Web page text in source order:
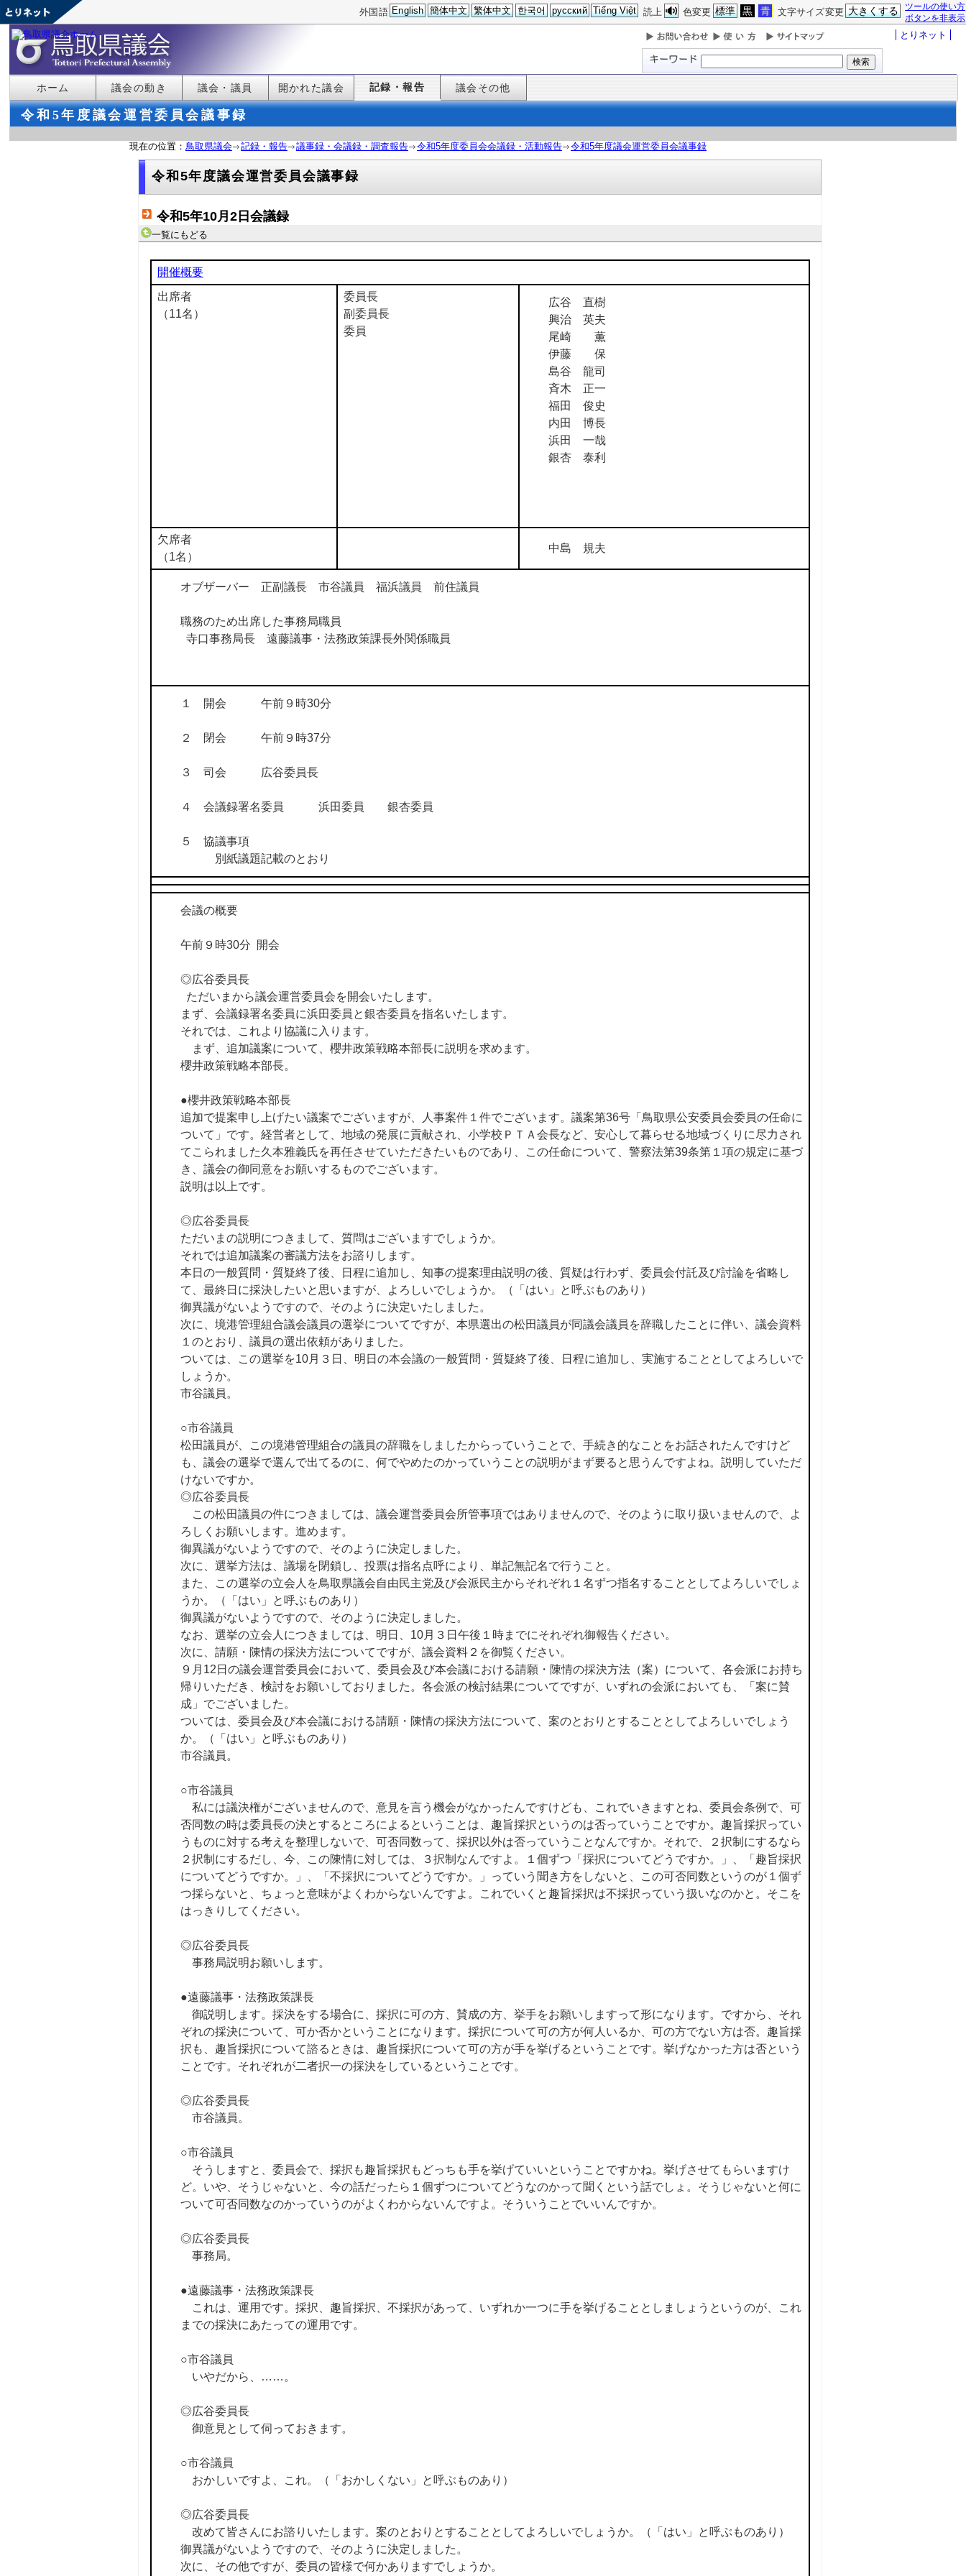
ツールの使い方
ボタンを非表示
文字サイズ変更 大きくする
色変更 標準 黒 青
読上
外国語 English 簡体中文 繁体中文 한국어 русский Tiếng Việt
とりネット
ホーム 議会の動き 議会・議員 開かれた議会 記録・報告 議会その他
令和5年度議会運営委員会議事録
現在の位置： 鳥取県議会 記録・報告 議事録・会議録・調査報告 令和5年度委員会会議録・活動報告 令和5年度議会運営委員会議事録
令和5年度議会運営委員会議事録
令和5年10月2日会議録
一覧にもどる
開催概要
出席者
（11名）
委員長
副委員長
委員
広谷 直樹
興治 英夫
尾崎 薫
伊藤 保
島谷 龍司
斉木 正一
福田 俊史
内田 博長
浜田 一哉
銀杏 泰利
欠席者
（1名）
中島 規夫
オブザーバー 正副議長 市谷議員 福浜議員 前住議員
職務のため出席した事務局職員
寺口事務局長 遠藤議事・法務政策課長外関係職員
１ 開会 午前９時30分
２ 閉会 午前９時37分
３ 司会 広谷委員長
４ 会議録署名委員 浜田委員 銀杏委員
５ 協議事項
別紙議題記載のとおり
会議の概要
午前９時30分 開会
◎広谷委員長
ただいまから議会運営委員会を開会いたします。
まず、会議録署名委員に浜田委員と銀杏委員を指名いたします。
それでは、これより協議に入ります。
まず、追加議案について、櫻井政策戦略本部長に説明を求めます。
櫻井政策戦略本部長。
●櫻井政策戦略本部長
追加で提案申し上げたい議案でございますが、人事案件１件でございます。議案第36号「鳥取県公安委員会委員の任命に
ついて」です。経営者として、地域の発展に貢献され、小学校ＰＴＡ会長など、安心して暮らせる地域づくりに尽力され
てこられました久本雅義氏を再任させていただきたいものであり、この任命について、警察法第39条第１項の規定に基づ
き、議会の御同意をお願いするものでございます。
説明は以上です。
◎広谷委員長
ただいまの説明につきまして、質問はございますでしょうか。
それでは追加議案の審議方法をお諮りします。
本日の一般質問・質疑終了後、日程に追加し、知事の提案理由説明の後、質疑は行わず、委員会付託及び討論を省略し
て、最終日に採決したいと思いますが、よろしいでしょうか。（「はい」と呼ぶものあり）
御異議がないようですので、そのように決定いたしました。
次に、境港管理組合議会議員の選挙についてですが、本県選出の松田議員が同議会議員を辞職したことに伴い、議会資料
１のとおり、議員の選出依頼がありました。
ついては、この選挙を10月３日、明日の本会議の一般質問・質疑終了後、日程に追加し、実施することとしてよろしいで
しょうか。
市谷議員。
○市谷議員
松田議員が、この境港管理組合の議員の辞職をしましたからっていうことで、手続き的なことをお話されたんですけど
も、議会の選挙で選んで出てるのに、何でやめたのかっていうことの説明がまず要ると思うんですよね。説明していただ
けないですか。
◎広谷委員長
この松田議員の件につきましては、議会運営委員会所管事項ではありませんので、そのように取り扱いませんので、よ
ろしくお願いします。進めます。
御異議がないようですので、そのように決定しました。
次に、選挙方法は、議場を閉鎖し、投票は指名点呼により、単記無記名で行うこと。
また、この選挙の立会人を鳥取県議会自由民主党及び会派民主からそれぞれ１名ずつ指名することとしてよろしいでしょ
うか。（「はい」と呼ぶものあり）
御異議がないようですので、そのように決定しました。
なお、選挙の立会人につきましては、明日、10月３日午後１時までにそれぞれ御報告ください。
次に、請願・陳情の採決方法についてですが、議会資料２を御覧ください。
９月12日の議会運営委員会において、委員会及び本会議における請願・陳情の採決方法（案）について、各会派にお持ち
帰りいただき、検討をお願いしておりました。各会派の検討結果についてですが、いずれの会派においても、「案に賛
成」でございました。
ついては、委員会及び本会議における請願・陳情の採決方法について、案のとおりとすることとしてよろしいでしょう
か。（「はい」と呼ぶものあり）
市谷議員。
○市谷議員
私には議決権がございませんので、意見を言う機会がなかったんですけども、これでいきますとね、委員会条例で、可
否同数の時は委員長の決とするところによるということは、趣旨採択というのは否っていうことですか。趣旨採択ってい
うものに対する考えを整理しないで、可否同数って、採択以外は否っていうことなんですか。それで、２択制にするなら
２択制にするだし、今、この陳情に対しては、３択制なんですよ。１個ずつ「採択についてどうですか。」、「趣旨採択
についてどうですか。」、「不採択についてどうですか。」っていう聞き方をしないと、この可否同数というのが１個ず
つ採らないと、ちょっと意味がよくわからないんですよ。これでいくと趣旨採択は不採択っていう扱いなのかと。そこを
はっきりしてください。
◎広谷委員長
事務局説明お願いします。
●遠藤議事・法務政策課長
御説明します。採決をする場合に、採択に可の方、賛成の方、挙手をお願いしますって形になります。ですから、それ
ぞれの採決について、可か否かということになります。採択について可の方が何人いるか、可の方でない方は否。趣旨採
択も、趣旨採択について諮るときは、趣旨採択について可の方が手を挙げるということです。挙げなかった方は否という
ことです。それぞれが二者択一の採決をしているということです。
◎広谷委員長
市谷議員。
○市谷議員
そうしますと、委員会で、採択も趣旨採択もどっちも手を挙げていいということですかね。挙げさせてもらいますけ
ど。いや、そうじゃないと、今の話だったら１個ずつについてどうなのかって聞くという話でしょ。そうじゃないと何に
ついて可否同数なのかっていうのがよくわからないんですよ。そういうことでいいんですか。
◎広谷委員長
事務局。
●遠藤議事・法務政策課長
これは、運用です。採択、趣旨採択、不採択があって、いずれか一つに手を挙げることとしましょうというのが、これ
までの採決にあたっての運用です。
○市谷議員
いやだから、……。
◎広谷委員長
御意見として伺っておきます。
○市谷議員
おかしいですよ、これ。（「おかしくない」と呼ぶものあり）
◎広谷委員長
改めて皆さんにお諮りいたします。案のとおりとすることとしてよろしいでしょうか。（「はい」と呼ぶものあり）
御異議がないようですので、そのように決定しました。
次に、その他ですが、委員の皆様で何かありますでしょうか。